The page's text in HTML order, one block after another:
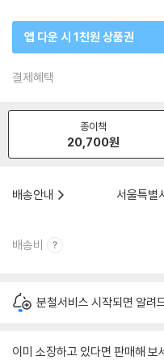
앱 다운 시 1천원 상품권
결제혜택
종이책
20,700원
배송안내
서울특별
배송비
분철서비스 시작되면 알려
이미 소장하고 있다면 판매해 보